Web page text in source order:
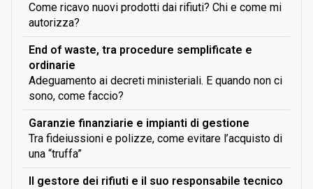
Come ricavo nuovi prodotti dai rifiuti? Chi e come mi
autorizza?
End of waste, tra procedure semplificate e
ordinarie
Adeguamento ai decreti ministeriali. E quando non ci
sono, come faccio?
Garanzie finanziarie e impianti di gestione
Tra fideiussioni e polizze, come evitare l’acquisto di
una “truffa”
Il gestore dei rifiuti e il suo responsabile tecnico